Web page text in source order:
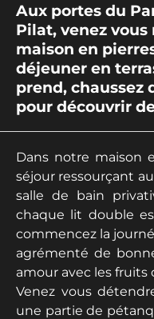
Aux portes du
Pilat, venez
maison en
déjeuner en
prend, chaussez
pour découvrir
Dans notre maison
séjour ressourçant
salle de bain
chaque lit double
commencez la
agrémenté de
amour avec les fruits
Venez vous
une partie de